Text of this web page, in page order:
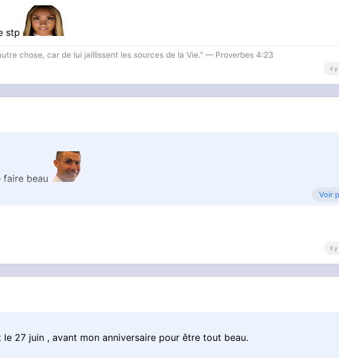
stp
chose, car de lui jaillissent les sources de la Vie." — Proverbes 4:23
il y
faire beau
stp
Voir
il y
27 juin , avant mon anniversaire pour être tout beau.